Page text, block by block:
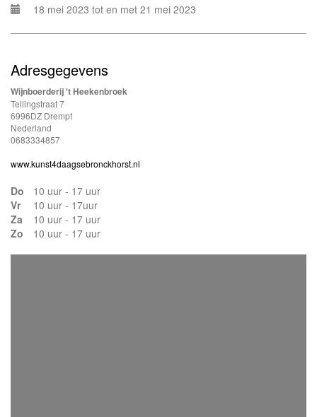
18 mei 2023 tot en met 21 mei 2023
Adresgegevens
Wijnboerderij 't Heekenbroek
Tellingstraat 7
6996DZ Drempt
Nederland
0683334857
www.kunst4daagsebronckhorst.nl
Do
10 uur - 17 uur
Vr
10 uur - 17uur
Za
10 uur - 17 uur
Zo
10 uur - 17 uur